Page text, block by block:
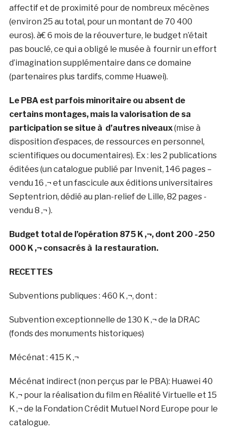
affectif et de proximité pour de nombreux mécènes
(environ 25 au total, pour un montant de 70 400
euros). à€ 6 mois de la réouverture, le budget n’était
pas bouclé, ce qui a obligé le musée à fournir un effort
d’imagination supplémentaire dans ce domaine
(partenaires plus tardifs, comme Huawei).
Le PBA est parfois minoritaire ou absent de
certains montages, mais la valorisation de sa
participation se situe à d’autres niveaux(mise à
disposition d’espaces, de ressources en personnel,
scientifiques ou documentaires). Ex : les 2 publications
éditées (un catalogue publié par Invenit, 146 pages –
vendu 16 ‚¬ et un fascicule aux éditions universitaires
Septentrion, dédié au plan-relief de Lille, 82 pages -
vendu 8 ‚¬ ).
Budget total de l’opération 875 K ‚¬, dont 200 -250
000 K ‚¬ consacrés à la restauration.
RECETTES
Subventions publiques : 460 K ‚¬, dont :
Subvention exceptionnelle de 130 K ‚¬ de la DRAC
(fonds des monuments historiques)
Mécénat : 415 K ‚¬
Mécénat indirect (non perçus par le PBA): Huawei 40
K ‚¬ pour la réalisation du film en Réalité Virtuelle et 15
K ‚¬ de la Fondation Crédit Mutuel Nord Europe pour le
catalogue.